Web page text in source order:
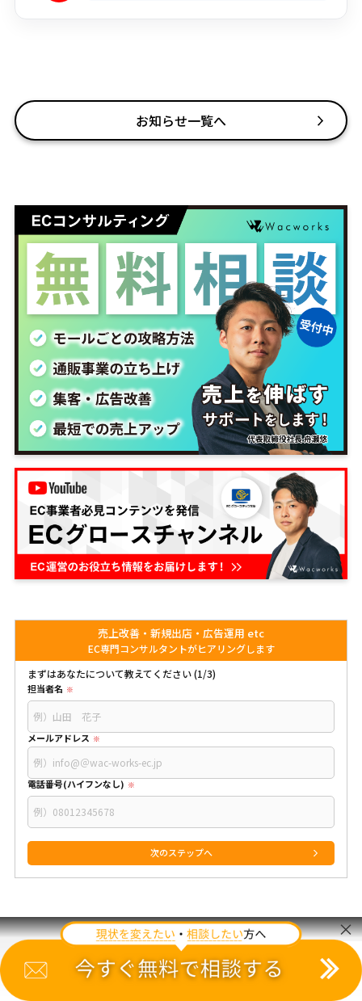
お知らせ一覧へ
売上改善・新規出店・広告運用 etc
EC専門コンサルタントがヒアリングします
まずはあなたについて教えてください (1/3)
担当者名
メールアドレス
電話番号(ハイフンなし)
×